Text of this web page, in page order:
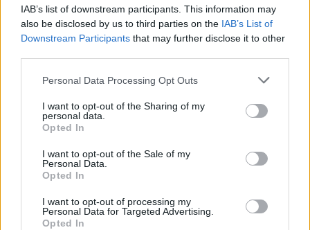
IAB’s list of downstream participants. This information may
also be disclosed by us to third parties on the IAB’s List of
Downstream Participants that may further disclose it to other
Please note that this website/app uses one or more Google
not limited to your visit or usage behaviour. You may click to
grant or deny consent to Google and its third-party tags to
use your data for below specified purposes in below Google
consent section.
Personal Data Processing Opt Outs
I want to opt-out of the Sharing of my
personal data.
Opted In
I want to opt-out of the Sale of my
Personal Data.
Opted In
I want to opt-out of processing my
Personal Data for Targeted Advertising.
Opted In
2Σαμοθράκη: «Μαμά νόμιζες ότι δε θα σε
ξαναδώ;» – Τα πρώτα λόγια του 22χρονου
που έπεσε σε κανάλι με καυτό νερό
3Ψάθα: «Δεν υπήρξε τεχνικό πρόβλημα με
χειριστής και ο Έλληνας διερμηνέας
Βαλεντίνη Παπαδάκη για Κώστα Σόμμερ:
«Ανησυχώ μήπως ξεχνάει πόσο πολύ τον
χρειαζόμαστε»
Η βαθμολογία της UEFA μετά την ισοπαλία
του Παναθηναϊκού με την ΤΣΣΚΑ 1948
Πιο σχολιασμένα